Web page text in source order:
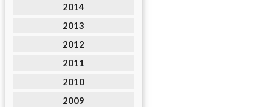
2014
2013
2012
2011
2010
2009